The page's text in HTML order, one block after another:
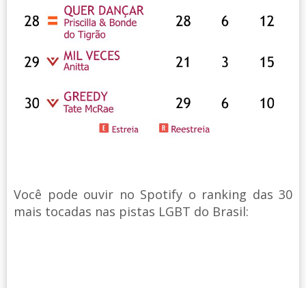
Você pode ouvir no Spotify o ranking das 30
mais tocadas nas pistas LGBT do Brasil: